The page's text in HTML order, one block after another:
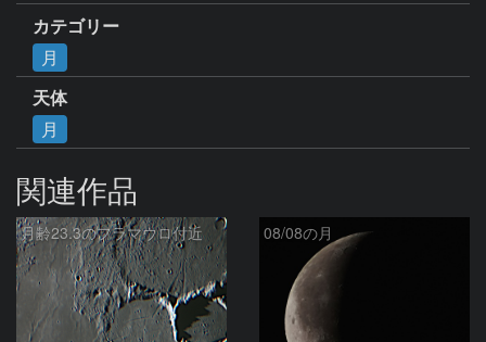
カテゴリー
月
天体
月
関連作品
月齢23.3のフラマウロ付近 08/08の月